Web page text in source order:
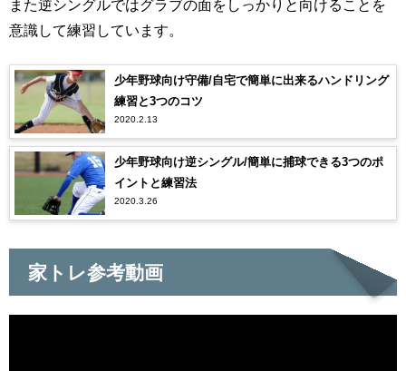
また逆シングルではグラブの面をしっかりと向けることを
意識して練習しています。
少年野球向け守備/自宅で簡単に出来るハンドリング
練習と3つのコツ
2020.2.13
少年野球向け逆シングル/簡単に捕球できる3つのポ
イントと練習法
2020.3.26
家トレ参考動画